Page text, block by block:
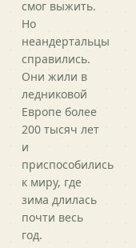
смог выжить.
Но
неандертальцы
справились.
Они жили в
ледниковой
Европе более
200 тысяч лет
и
приспособились
к миру, где
зима длилась
почти весь
год.